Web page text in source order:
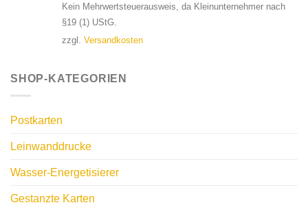
Kein Mehrwertsteuerausweis, da Kleinunternehmer nach
§19 (1) UStG.
zzgl. Versandkosten
SHOP-KATEGORIEN
Postkarten
Leinwanddrucke
Wasser-Energetisierer
Gestanzte Karten